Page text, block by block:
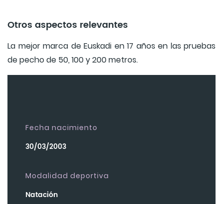
Otros aspectos relevantes
La mejor marca de Euskadi en 17 años en las pruebas
de pecho de 50, 100 y 200 metros.
Fecha nacimiento
30/03/2003
Modalidad deportiva
Natación